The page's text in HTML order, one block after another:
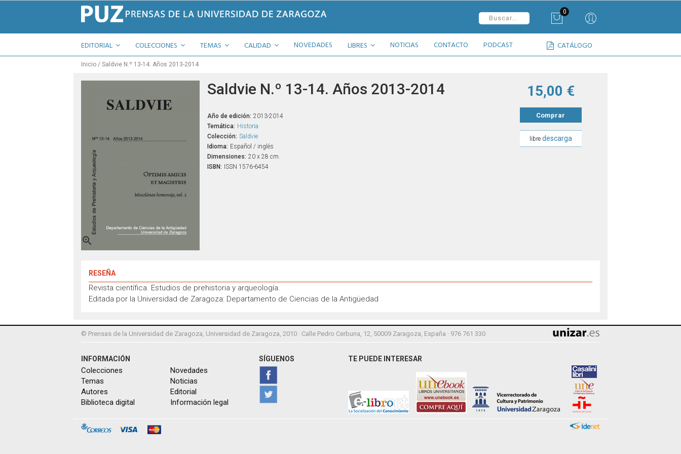
0
EDITORIAL COLECCIONES TEMAS CATÁLOGO
CALIDAD NOVEDADES LIBRES NOTICIAS CONTACTO PODCAST
Inicio Saldvie N.º 13-14. Años 2013-2014

Saldvie N.º 13-14. Años 2013-2014
Año de edición: 2013-2014
Temática: Historia
Colección: Saldvie
Idioma: Español / inglés
Dimensiones: 20 x 28 cm.
ISBN: ISSN 1576-6454
15,00 €
Comprar
libredescarga
RESEÑA
Revista científica. Estudios de prehistoria y arqueología.
Editada por la Universidad de Zaragoza: Departamento de Ciencias de la Antigüedad
© Prensas de la Universidad de Zaragoza, Universidad de Zaragoza, 2010 · Calle Pedro Cerbuna, 12, 50009 Zaragoza, España · 976 761 330
INFORMACIÓN
Colecciones
Temas
Autores
Biblioteca digital
Novedades
Noticias
Editorial
Información legal
SÍGUENOS TE PUEDE INTERESAR